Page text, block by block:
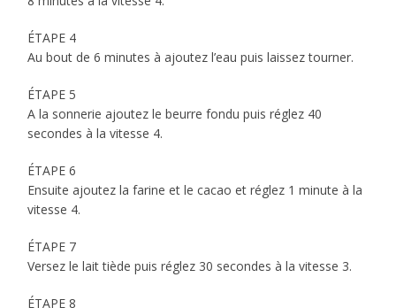
ÉTAPE 4
Au bout de 6 minutes à ajoutez l’eau puis laissez tourner.
ÉTAPE 5
A la sonnerie ajoutez le beurre fondu puis réglez 40
secondes à la vitesse 4.
ÉTAPE 6
Ensuite ajoutez la farine et le cacao et réglez 1 minute à la
vitesse 4.
ÉTAPE 7
Versez le lait tiède puis réglez 30 secondes à la vitesse 3.
ÉTAPE 8